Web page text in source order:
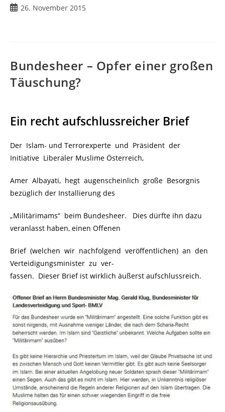
26. November 2015
Bundesheer – Opfer einer großen
Täuschung?
Ein recht aufschlussreicher Brief
Der Islam- und Terrorexperte und Präsident der
Initiative Liberaler Muslime Österreich,
Amer Albayati, hegt augenscheinlich große Besorgnis
bezüglich der Installierung des
„Militärimams“ beim Bundesheer. Dies dürfte ihn dazu
veranlasst haben, einen Offenen
Brief (welchen wir nachfolgend veröffentlichen) an den
Verteidigungsminister zu ver-
fassen. Dieser Brief ist wirklich äußerst aufschlussreich.